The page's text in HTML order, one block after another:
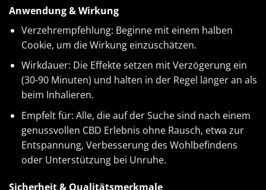
Anwendung & Wirkung
Verzehrempfehlung: Beginne mit einem halben
Cookie, um die Wirkung einzuschätzen.
Wirkdauer: Die Effekte setzen mit Verzögerung ein
(30-90 Minuten) und halten in der Regel länger an als
beim Inhalieren.
Empfelt für: Alle, die auf der Suche sind nach einem
genussvollen CBD Erlebnis ohne Rausch, etwa zur
Entspannung, Verbesserung des Wohlbefindens
oder Unterstützung bei Unruhe.
Sicherheit & Qualitätsmerkmale